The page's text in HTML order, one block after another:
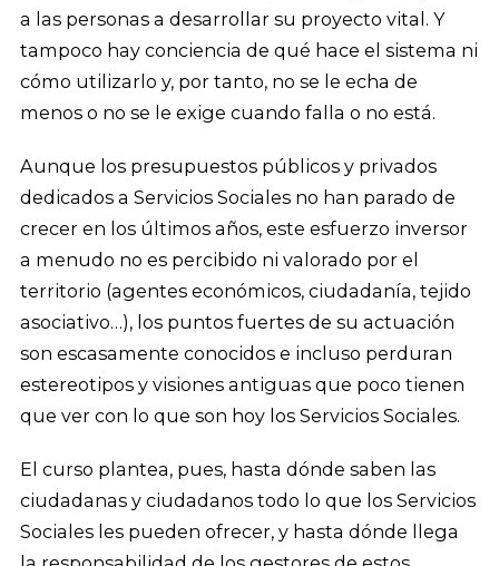
a las personas a desarrollar su proyecto vital. Y
tampoco hay conciencia de qué hace el sistema ni
cómo utilizarlo y, por tanto, no se le echa de
menos o no se le exige cuando falla o no está.
Aunque los presupuestos públicos y privados
dedicados a Servicios Sociales no han parado de
crecer en los últimos años, este esfuerzo inversor
a menudo no es percibido ni valorado por el
territorio (agentes económicos, ciudadanía, tejido
asociativo…), los puntos fuertes de su actuación
son escasamente conocidos e incluso perduran
estereotipos y visiones antiguas que poco tienen
que ver con lo que son hoy los Servicios Sociales.
El curso plantea, pues, hasta dónde saben las
ciudadanas y ciudadanos todo lo que los Servicios
Sociales les pueden ofrecer, y hasta dónde llega